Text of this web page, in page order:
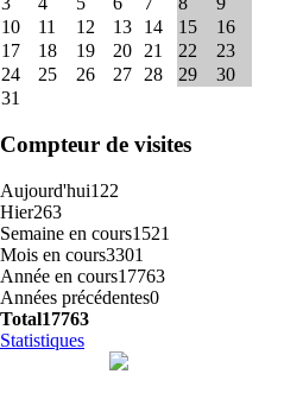
10
11 12 13 14 15
16
17
18 19 20 21 22
23
24
25 26 27 28 29
30
31
Compteur de visites
Aujourd'hui122
Hier263
Semaine en cours1521
Mois en cours3301
Année en cours17763
Années précédentes0
Total17763
Statistiques